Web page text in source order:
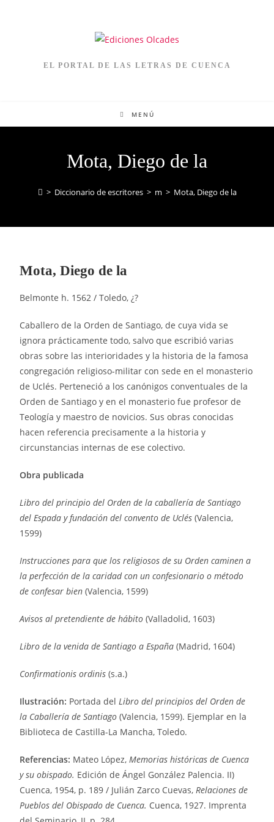
EL PORTAL DE LAS LETRAS DE CUENCA
MENÚ
Mota, Diego de la
> Diccionario de escritores > m > Mota, Diego de la
Mota, Diego de la
Belmonte h. 1562 / Toledo, ¿?
Caballero de la Orden de Santiago, de cuya vida se
ignora prácticamente todo, salvo que escribió varias
obras sobre las interioridades y la historia de la famosa
congregación religioso-militar con sede en el monasterio
de Uclés. Perteneció a los canónigos conventuales de la
Orden de Santiago y en el monasterio fue profesor de
Teología y maestro de novicios. Sus obras conocidas
hacen referencia precisamente a la historia y
circunstancias internas de ese colectivo.
Obra publicada
Libro del principio del Orden de la caballería de Santiago
del Espada y fundación del convento de Uclés (Valencia,
1599)
Instrucciones para que los religiosos de su Orden caminen a
la perfección de la caridad con un confesionario o método
de confesar bien (Valencia, 1599)
Avisos al pretendiente de hábito (Valladolid, 1603)
Libro de la venida de Santiago a España (Madrid, 1604)
Confirmationis ordinis(s.a.)
Ilustración: Portada del Libro del principios del Orden de
la Caballería de Santiago(Valencia, 1599). Ejemplar en la
Biblioteca de Castilla-La Mancha, Toledo.
Referencias: Mateo López, Memorias históricas de Cuenca
y su obispado. Edición de Ángel González Palencia. II)
Cuenca, 1954, p. 189 / Julián Zarco Cuevas, Relaciones de
Pueblos del Obispado de Cuenca. Cuenca, 1927. Imprenta